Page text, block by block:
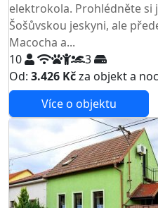
elektrokola. Prohlédněte si
Šošůvskou jeskyni, ale
Macocha a...
10
3
Od: 3.426 Kčza objekt a noc
Více o objektu